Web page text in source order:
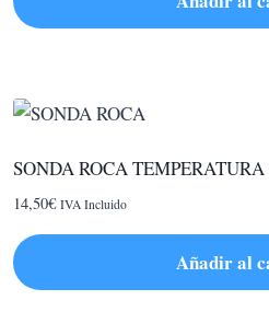
SONDA ROCA
14,50€ IVA Incluido
Añadir al